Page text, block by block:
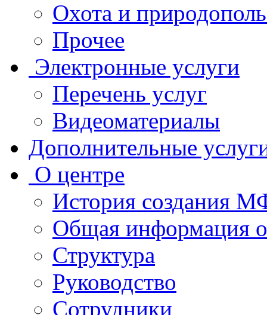
Охота и
Прочее
Электронные услуги
Перечень услуг
Видеоматериалы
Дополнительные
О центре
История создания
Общая
Структура
Руководство
Сотрудники